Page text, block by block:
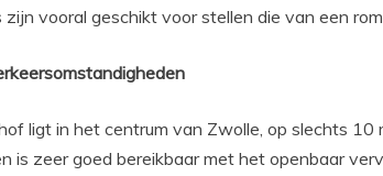
zijn vooral geschikt voor stellen die van een
ligt in het centrum van Zwolle, op slechts
is zeer goed bereikbaar met het openbaar